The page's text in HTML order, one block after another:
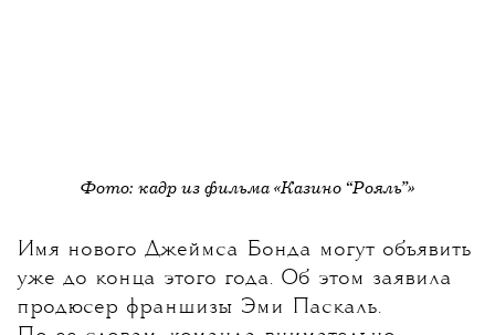
Фото: кадр из фильма «Казино “Рояль”»
Имя нового Джеймса Бонда могут объявить
уже до конца этого года. Об этом заявила
продюсер франшизы Эми Паскаль.